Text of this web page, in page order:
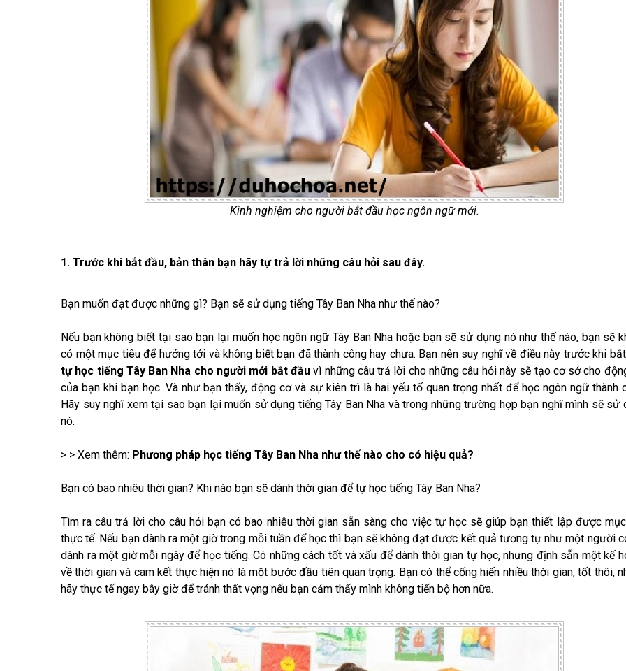
Kinh nghiệm cho người bắt đầu học ngôn ngữ mới.
1. Trước khi bắt đầu, bản thân bạn hãy tự trả lời những câu hỏi sau đây.
Bạn muốn đạt được những gì? Bạn sẽ sử dụng tiếng Tây Ban Nha như thế nào?
Nếu bạn không biết tại sao bạn lại muốn học ngôn ngữ Tây Ban Nha hoặc bạn sẽ sử dụng nó như thế nào, bạn sẽ
có một mục tiêu để hướng tới và không biết bạn đã thành công hay chưa. Bạn nên suy nghĩ về điều này trước khi
tự học tiếng Tây Ban Nha cho người mới bắt đầuvì những câu trả lời cho những câu hỏi này sẽ tạo cơ sở cho
của bạn khi bạn học. Và như bạn thấy, động cơ và sự kiên trì là hai yếu tố quan trọng nhất để học ngôn ngữ thành
Hãy suy nghĩ xem tại sao bạn lại muốn sử dụng tiếng Tây Ban Nha và trong những trường hợp bạn nghĩ mình sẽ sử
nó.
> > Xem thêm: Phương pháp học tiếng Tây Ban Nha như thế nào cho có hiệu quả?
Bạn có bao nhiêu thời gian? Khi nào bạn sẽ dành thời gian để tự học tiếng Tây Ban Nha?
Tìm ra câu trả lời cho câu hỏi bạn có bao nhiêu thời gian sẵn sàng cho việc tự học sẽ giúp bạn thiết lập được
thực tế. Nếu bạn dành ra một giờ trong mỗi tuần để học thì bạn sẽ không đạt được kết quả tương tự như một người
dành ra một giờ mỗi ngày để học tiếng. Có những cách tốt và xấu để dành thời gian tự học, nhưng định sẵn một kế
về thời gian và cam kết thực hiện nó là một bước đầu tiên quan trọng. Bạn có thể cống hiến nhiều thời gian, tốt thôi,
hãy thực tế ngay bây giờ để tránh thất vọng nếu bạn cảm thấy mình không tiến bộ hơn nữa.